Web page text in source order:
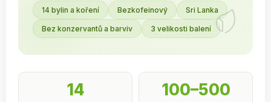
14 bylin a koření Bezkofeinový Sri Lanka
Bez konzervantů a barviv 3 velikosti balení
14 100–500